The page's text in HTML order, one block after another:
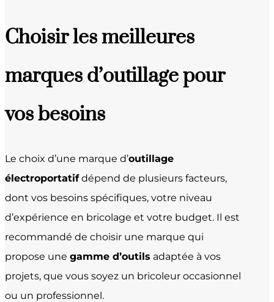
Choisir les meilleures
marques d’outillage pour
vos besoins
Le choix d’une marque d’outillage
électroportatifdépend de plusieurs facteurs,
dont vos besoins spécifiques, votre niveau
d’expérience en bricolage et votre budget. Il est
recommandé de choisir une marque qui
propose une gamme d’outils adaptée à vos
projets, que vous soyez un bricoleur occasionnel
ou un professionnel.